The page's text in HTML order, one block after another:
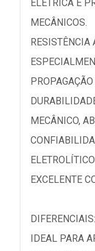
ELÉTRICA E
MECÂNICOS.
RESISTÊNCIA
PROPAGAÇÃO
MECÂNICO,
EXCELENTE
DIFERENCIAIS:
IDEAL PARA